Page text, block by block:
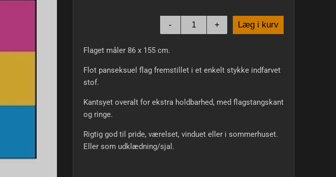
- + Læg i kurv
Flaget måler 86 x 155 cm.
Flot panseksuel flag fremstillet i et enkelt stykke indfarvet
stof.
Kantsyet overalt for ekstra holdbarhed, med flagstangskant
og ringe.
Rigtig god til pride, værelset, vinduet eller i sommerhuset.
Eller som udklædning/sjal.